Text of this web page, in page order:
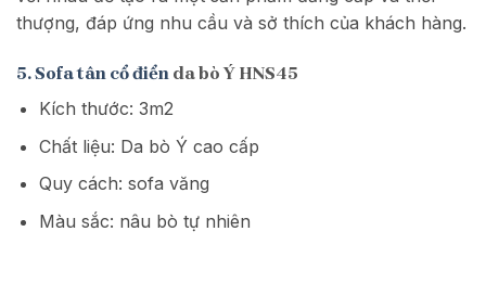
thượng, đáp ứng nhu cầu và sở thích của khách hàng.
5. Sofa tân cổ điển da bò Ý HNS45
Kích thước: 3m2
Chất liệu: Da bò Ý cao cấp
Quy cách: sofa văng
Màu sắc: nâu bò tự nhiên